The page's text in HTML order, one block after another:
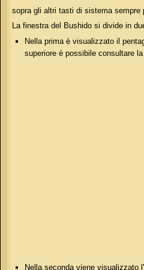
sopra gli altri tasti di sistema sempre
La finestra del Bushido si divide in
Nella prima è visualizzato il
superiore è possibile consultare
Nella seconda viene visualizzato